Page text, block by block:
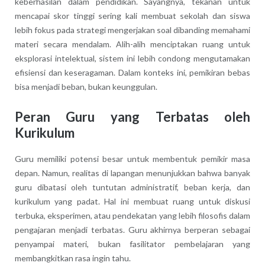
mencapai skor tinggi sering kali membuat sekolah dan siswa
lebih fokus pada strategi mengerjakan soal dibanding memahami
materi secara mendalam. Alih-alih menciptakan ruang untuk
eksplorasi intelektual, sistem ini lebih condong mengutamakan
efisiensi dan keseragaman. Dalam konteks ini, pemikiran bebas
bisa menjadi beban, bukan keunggulan.
Peran Guru yang Terbatas oleh
Kurikulum
Guru memiliki potensi besar untuk membentuk pemikir masa
depan. Namun, realitas di lapangan menunjukkan bahwa banyak
guru dibatasi oleh tuntutan administratif, beban kerja, dan
kurikulum yang padat. Hal ini membuat ruang untuk diskusi
terbuka, eksperimen, atau pendekatan yang lebih filosofis dalam
pengajaran menjadi terbatas. Guru akhirnya berperan sebagai
penyampai materi, bukan fasilitator pembelajaran yang
membangkitkan rasa ingin tahu.